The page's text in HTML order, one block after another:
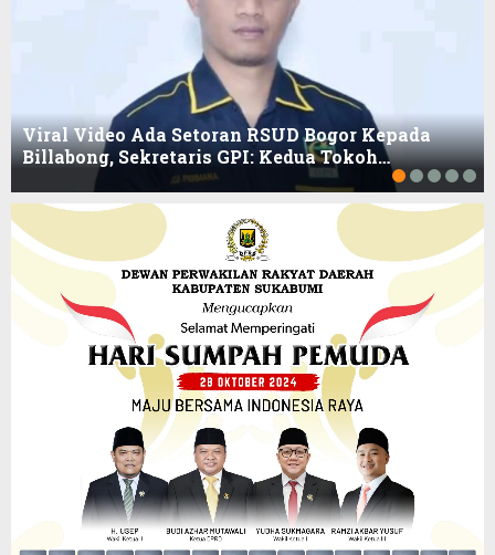
Viral Video Ada Setoran RSUD Bogor Kepada
Billabong, Sekretaris GPI: Kedua Tokoh…